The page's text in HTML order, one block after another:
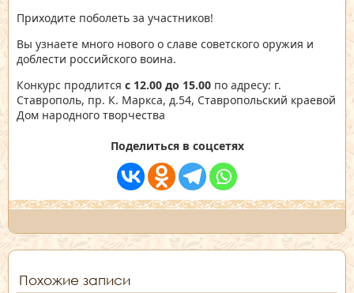
Приходите поболеть за участников!
Вы узнаете много нового о славе советского оружия и
доблести российского воина.
Конкурс продлится с 12.00 до 15.00 по адресу: г.
Ставрополь, пр. К. Маркса, д.54, Ставропольский краевой
Дом народного творчества
Поделиться в соцсетях
Похожие записи